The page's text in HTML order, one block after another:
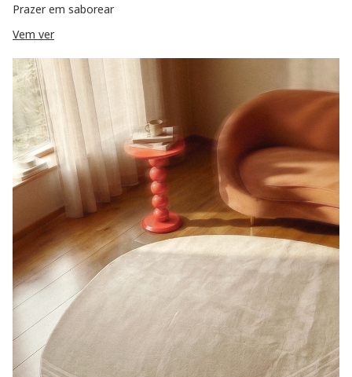
Prazer em saborear
Vem ver